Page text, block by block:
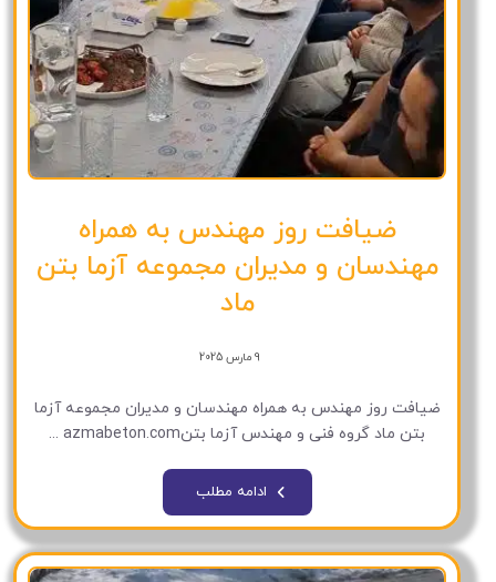
ضیافت روز مهندس به همراه
مهندسان و مدیران مجموعه آزما بتن
ماد
9 مارس 2025
ضیافت روز مهندس به همراه مهندسان و مدیران مجموعه آزما
بتن ماد گروه فنی و مهندس آزما بتنazmabeton.com ...
ادامه مطلب